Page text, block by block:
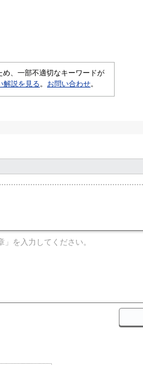
、一部不適切なキーワードが
解説を見る。 お問い合わせ。